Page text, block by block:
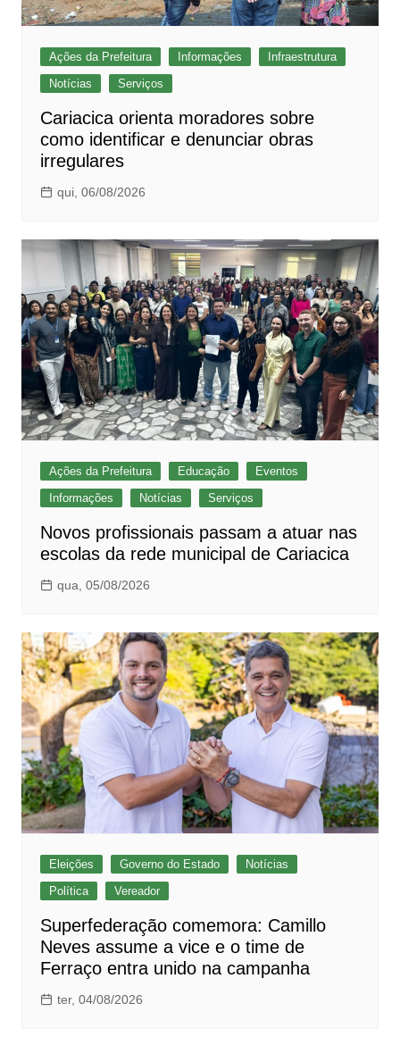
Ações da Prefeitura Informações
Infraestrutura
Notícias
Serviços
Cariacica orienta moradores sobre
como identificar e denunciar obras
irregulares
qui, 06/08/2026
Ações da Prefeitura Educação
Eventos
Informações
Notícias Serviços
Novos profissionais passam a atuar nas
escolas da rede municipal de Cariacica
qua, 05/08/2026
Eleições Governo do Estado
Notícias
Política
Vereador
Superfederação comemora: Camillo
Neves assume a vice e o time de
Ferraço entra unido na campanha
ter, 04/08/2026